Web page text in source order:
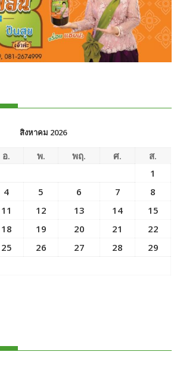
สิงหาคม 2026
อ. พ. พฤ. ศ.
ส.
1
4 5 6 7
8
11 12 13 14
15
18 19 20 21
22
25 26 27 28
29